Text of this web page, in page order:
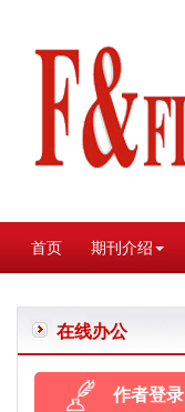
首页 期刊介绍
在线办公
作者登录